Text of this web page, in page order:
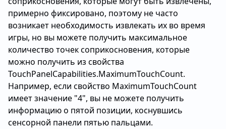
примерно фиксировано, поэтому не часто
возникает необходимость извлекать их во время
игры, но вы можете получить максимальное
количество точек соприкосновения, которые
можно получить из свойства
TouchPanelCapabilities.MaximumTouchCount.
Например, если свойство MaximumTouchCount
имеет значение "4", вы не можете получить
информацию о пятой позиции, коснувшись
сенсорной панели пятью пальцами.